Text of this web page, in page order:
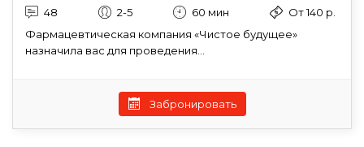
48 2-5 60 мин
От 140 р.
Фармацевтическая компания «Чистое будущее»
назначила вас для проведения...
Забронировать